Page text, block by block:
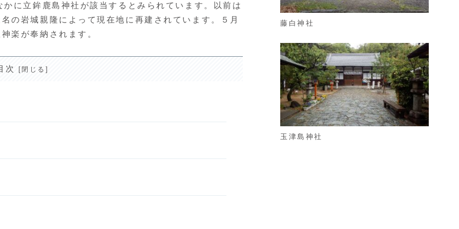
に立鉾鹿島神社が該当するとみられています。以前は
の岩城親隆によって現在地に再建されています。５月
楽が奉納されます。
次
藤白神社
玉津島神社